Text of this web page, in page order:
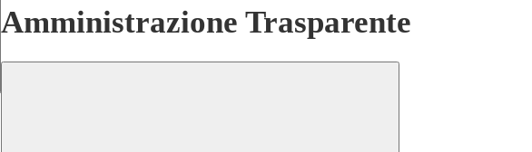
Amministrazione Trasparente